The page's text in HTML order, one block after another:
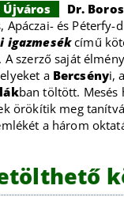
Dr.
Apáczai- és Péterfy-
igazmesékcímű
A szerző saját
a Bercsényi,
ban töltött. Mesés
örökítik meg
a három